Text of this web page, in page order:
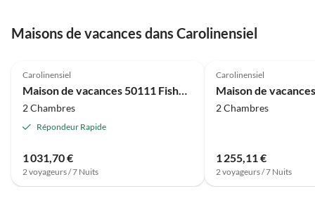
Maisons de vacances dans Carolinensiel
Carolinensiel
2 Chambres
Répondeur Rapide
1 031,70 €
2 voyageurs / 7 Nuits
Carolinensiel
2 Chambres
1 255,11 €
2 voyageurs / 7 Nuits